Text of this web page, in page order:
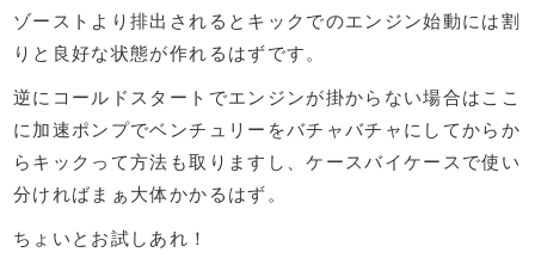
ゾーストより排出されるとキックでのエンジン始動には割
りと良好な状態が作れるはずです。
逆にコールドスタートでエンジンが掛からない場合はここ
に加速ポンプでベンチュリーをバチャバチャにしてからか
らキックって方法も取りますし、ケースバイケースで使い
分ければまぁ大体かかるはず。
ちょいとお試しあれ！